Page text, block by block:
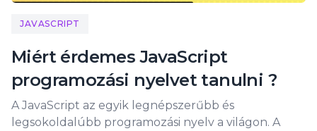
JAVASCRIPT
Miért érdemes JavaScript
programozási nyelvet tanulni ?
A JavaScript az egyik legnépszerűbb és
legsokoldalúbb programozási nyelv a világon. A